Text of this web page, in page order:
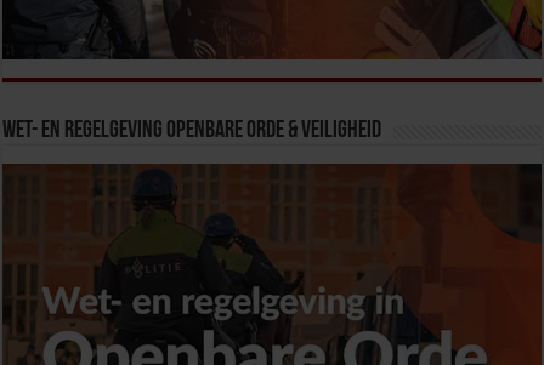
Wet- en Regelgeving Openbare Orde & Veiligheid